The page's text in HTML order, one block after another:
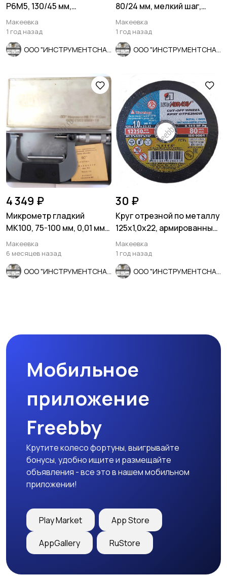
Р6М5, 130/45 мм,
основной шаг,
шлифованный.
Макеевка
1 год назад
80/24 мм, мелкий шаг,
проходной.
Макеевка
1 год назад
4 349 ₽
Микрометр гладкий
МК100, 75-100 мм, 0,01 мм,
ГОСТ 6507-90, СССР.
Макеевка
6 месяцев назад
30 ₽
Круг отрезной по металлу
125х1,0х22, армированный,
ГОСТ Р 57978, Луга-
Макеевка
1 год назад
Мобильное
приложение
Freebby
Крутите колесо фортуны, выигрывайте
бонусы, удобно ищите и размещайте
объявления - все это в нашем мобильном
приложении!
Play Market App Store
AppGallery RuStore